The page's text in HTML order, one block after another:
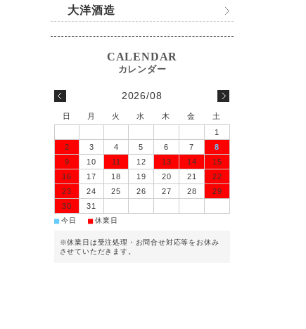
大洋酒造
2026/08
日 月 火 水 木 金
土
1
2
3 4 5 6 7
8
9
10 11 12 13 14
15
16
17 18 19 20 21
22
23
24 25 26 27 28
29
30
31
■今日 ■ 休業日
※休業日は受注処理・お問合せ対応等をお休み
させていただきます。